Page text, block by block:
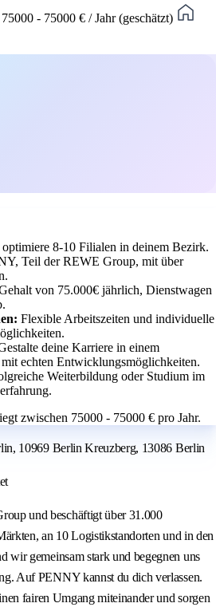
75000 - 75000 € / Jahr (geschätzt)
8-10 Filialen in deinem Bezirk.
Teil der REWE Group, mit über
von 75.000€ jährlich, Dienstwagen
Flexible Arbeitszeiten und individuelle
deine Karriere in einem
echten Entwicklungsmöglichkeiten.
Weiterbildung oder Studium im
zwischen 75000 - 75000 € pro Jahr.
10969 Berlin Kreuzberg, 13086 Berlin
und beschäftigt über 31.000
an 10 Logistikstandorten und in den
wir gemeinsam stark und begegnen uns
Auf PENNY kannst du dich verlassen.
fairen Umgang miteinander und sorgen